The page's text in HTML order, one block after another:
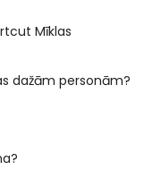
Mīklas
dažām personām?